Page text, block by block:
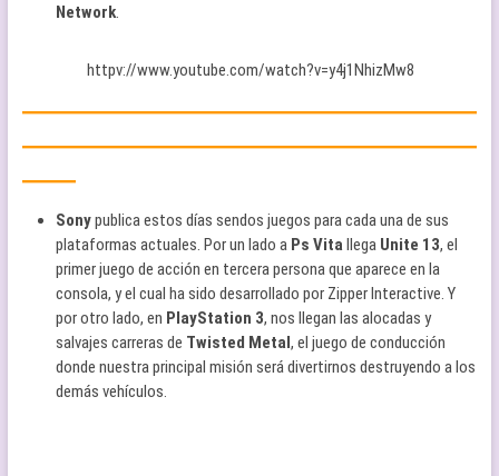
Network.
httpv://www.youtube.com/watch?v=y4j1NhizMw8
—————————————————
—————————————————
——
Sonypublica estos días sendos juegos para cada una de sus
plataformas actuales. Por un lado a Ps Vitallega Unite 13, el
primer juego de acción en tercera persona que aparece en la
consola, y el cual ha sido desarrollado por Zipper Interactive. Y
por otro lado, en PlayStation 3, nos llegan las alocadas y
salvajes carreras de Twisted Metal, el juego de conducción
donde nuestra principal misión será divertirnos destruyendo a los
demás vehículos.